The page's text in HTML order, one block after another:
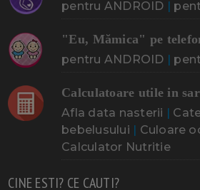
pentru ANDROID |
"Eu, Mămica" pe
pentru ANDROID |
Calculatoare utile in
Afla data nasterii |
bebelusului | Culoare
Calculator Nutritie
CINE ESTI? CE CAUTI?